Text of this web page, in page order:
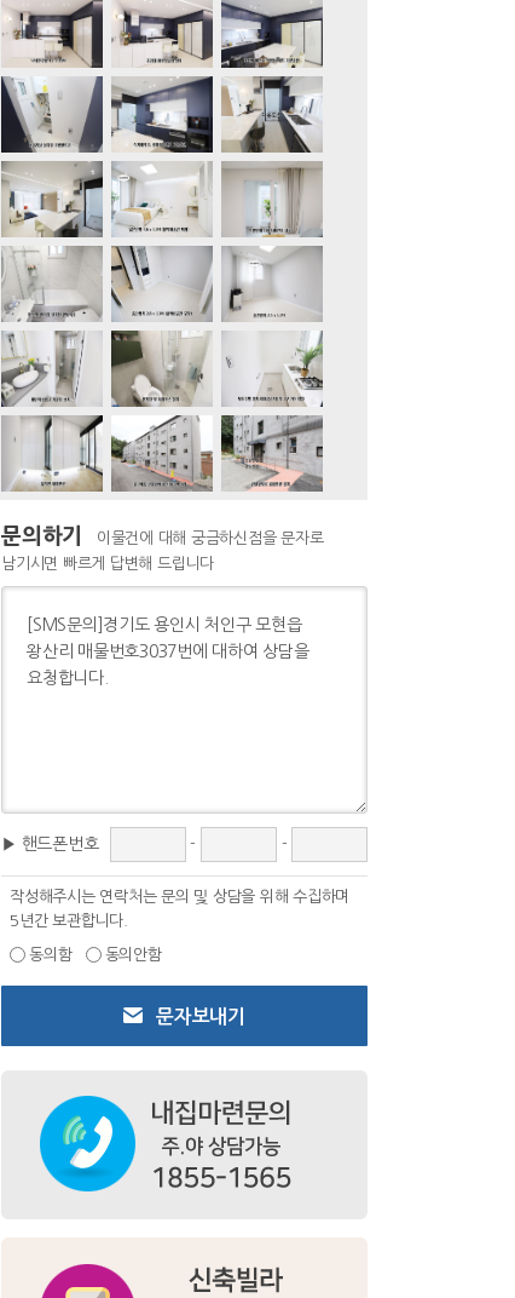
문의하기
이물건에 대해 궁금하신점을 문자로
남기시면 빠르게 답변해 드립니다
▶ 핸드폰번호 - -
작성해주시는 연락처는 문의 및 상담을 위해 수집하며
5년간 보관합니다.
동의함 동의안함
문자보내기